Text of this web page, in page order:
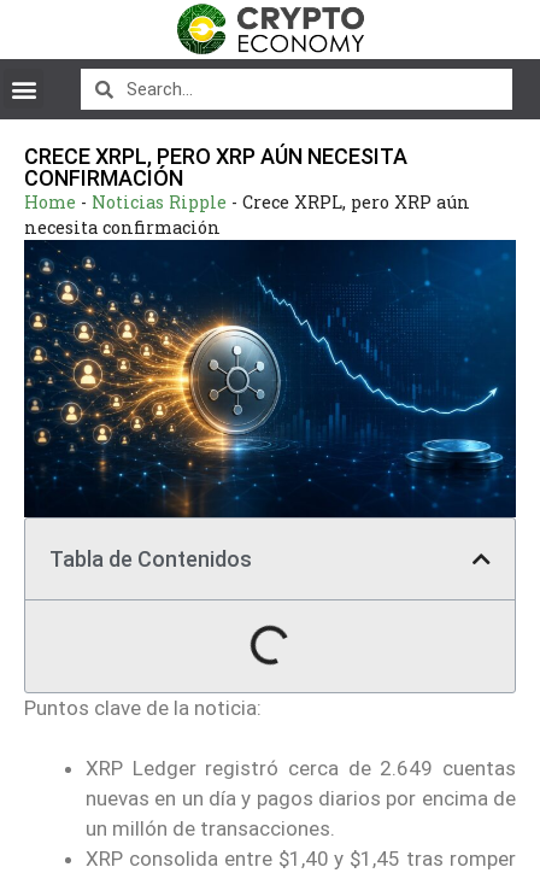
CRECE XRPL, PERO XRP AÚN NECESITA
CONFIRMACIÓN
Home - Noticias Ripple - Crece XRPL, pero XRP aún
necesita confirmación
Tabla de Contenidos
Puntos clave de la noticia:
XRP Ledger registró cerca de 2.649 cuentas
nuevas en un día y pagos diarios por encima de
un millón de transacciones.
XRP consolida entre $1,40 y $1,45 tras romper